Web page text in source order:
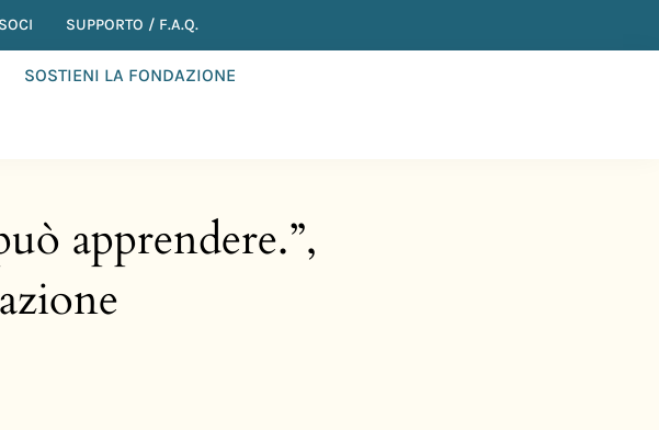
SUPPORTO / F.A.Q.
SOSTIENI LA FONDAZIONE
apprendere.”,